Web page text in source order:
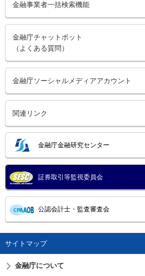
金融事業者一括検索機能
金融庁チャットボット
（よくある質問）
金融庁ソーシャルメディアアカウント
関連リンク
金融庁金融研究センター
証券取引等監視委員会
公認会計士・監査審査会
サイトマップ
金融庁について